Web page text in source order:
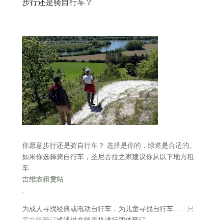
步行还是骑自行车？
你愿意步行还是骑自行车？ 选择是你的，绿道是合适的。
如果你选择骑自行车，圣尼古拉之家建议你从以下地方租
车
吉维农租赁站
为成人寻找经典或电动自行车，为儿童寻找自行车……
只